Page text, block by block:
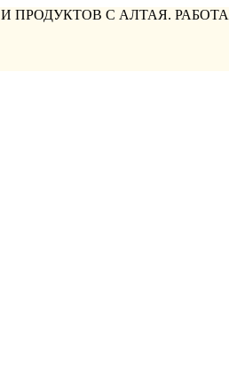
И ПРОДУКТОВ С АЛТАЯ.